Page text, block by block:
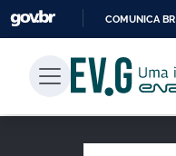
COMUNICA BR